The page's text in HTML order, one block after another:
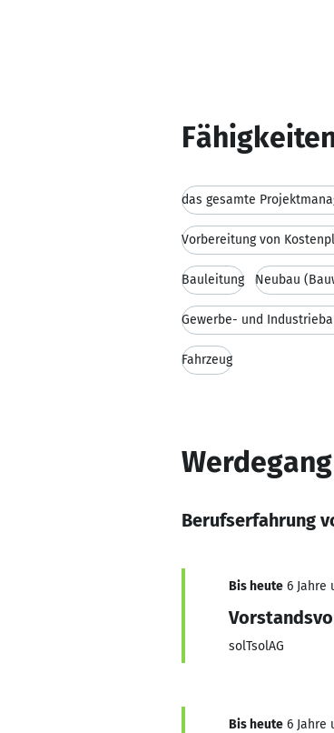
das gesamte
Vorbereitung von
Bauleitung Neubau
Gewerbe- und
Fahrzeug
Werdegang
Berufserfahrung
Bis heute 6 Jahre
solTsolAG
Bis heute 6 Jahre